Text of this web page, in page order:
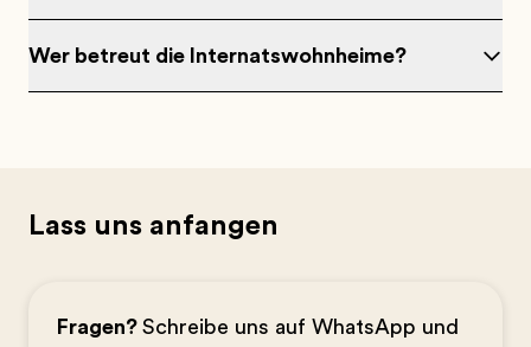
Wer betreut die Internatswohnheime?
Lass uns anfangen
Fragen? Schreibe uns auf WhatsApp und